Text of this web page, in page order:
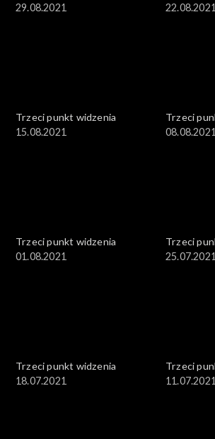
29.08.2021
22.08.2021
Trzeci punkt widzenia
15.08.2021
Trzeci
08.08.2021
Trzeci punkt widzenia
01.08.2021
Trzeci
25.07.2021
Trzeci punkt widzenia
18.07.2021
Trzeci
11.07.2021